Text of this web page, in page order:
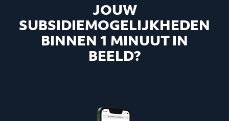
JOUW
SUBSIDIEMOGELIJKHEDEN
BINNEN 1 MINUUT IN
BEELD?